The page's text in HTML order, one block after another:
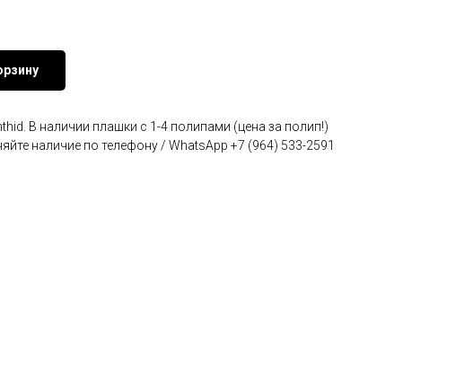
В наличии плашки с 1-4 полипами (цена за полип!)
наличие по телефону / WhatsApp +7 (964) 533-2591